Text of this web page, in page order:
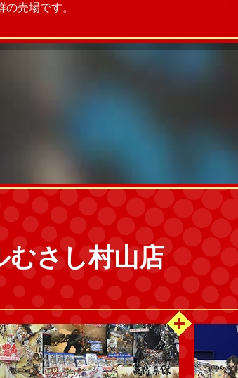
売場です。
むさし村山店